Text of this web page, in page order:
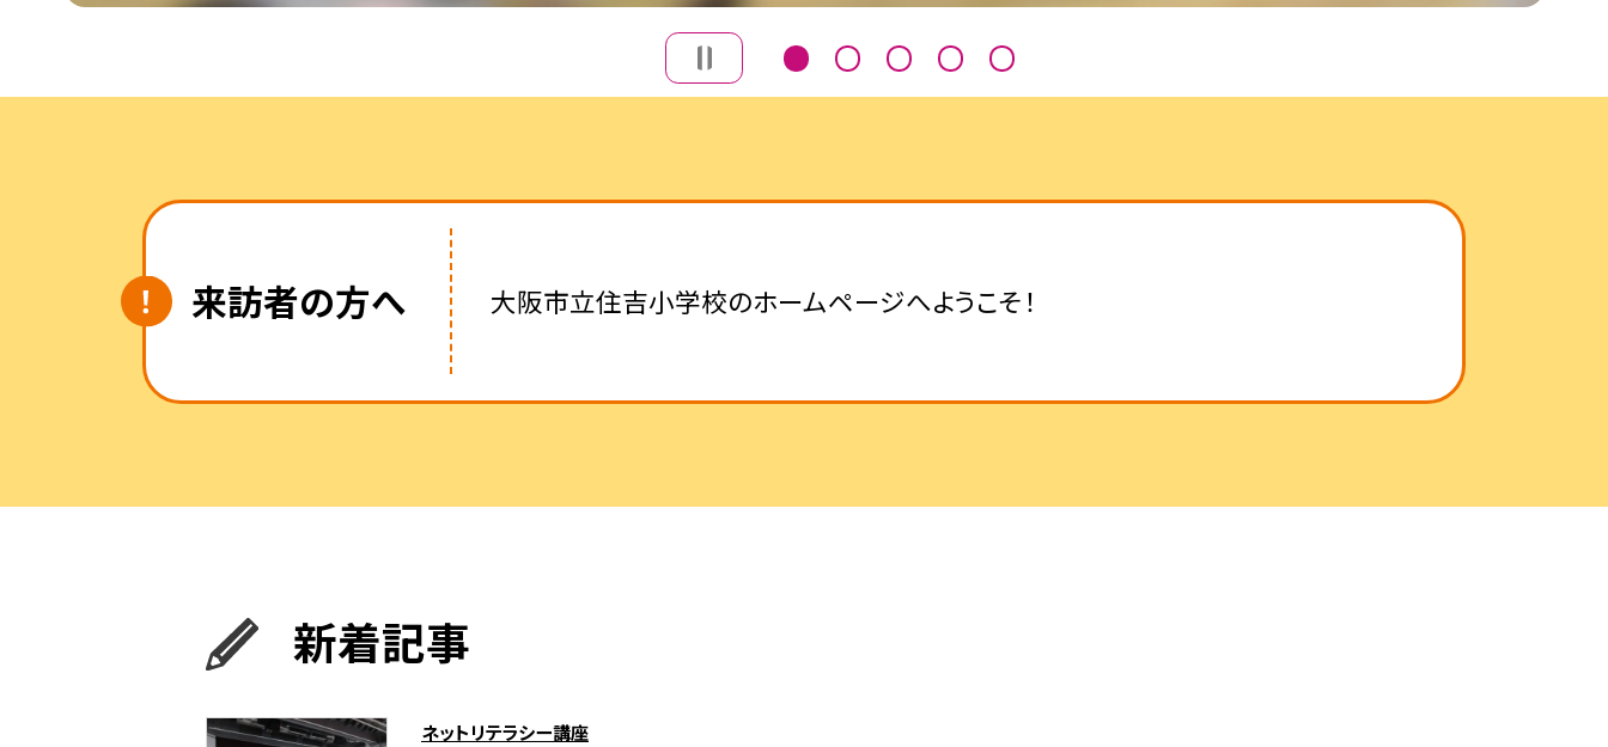
来訪者の方へ 大阪市立住吉小学校のホームページへようこそ！
新着記事
ネットリテラシー講座